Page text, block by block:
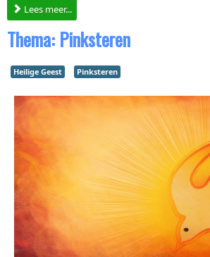
Lees meer...
Thema: Pinksteren
Heilige Geest Pinksteren